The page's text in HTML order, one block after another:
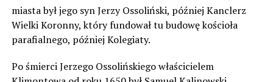
miasta był jego syn Jerzy Ossoliński, później Kanclerz
Wielki Koronny, który fundował tu budowę kościoła
parafialnego, później Kolegiaty.
Po śmierci Jerzego Ossolińskiego właścicielem